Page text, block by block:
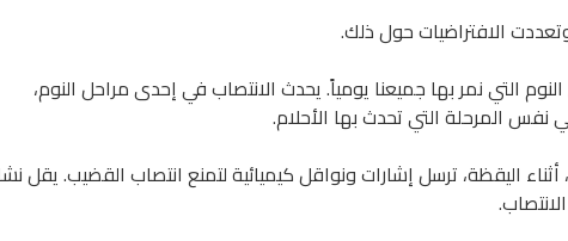
الافتراضيات حول ذلك.
التي نمر بها جميعنا يومياً. يحدث الانتصاب في إحدى مراحل النوم،
المرحلة التي تحدث بها الأحلام.
اليقظة، ترسل إشارات ونواقل كيميائية لتمنع انتصاب القضيب. يقل